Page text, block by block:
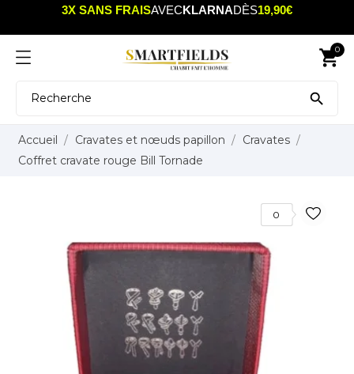
3X SANS FRAISAVECKLARNADÈS19,90€
shopping_cart
0

Accueil Cravates et nœuds papillon
Cravates
Coffret cravate rouge Bill Tornade
0